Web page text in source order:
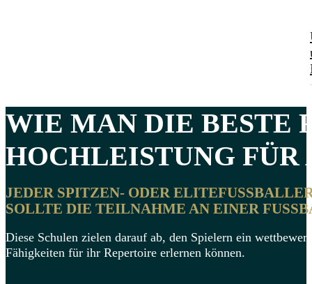
WIE MAN DIE BESTE
HOCHLEISTUNG FÜR
JEDER SPITZEN- ODER
OLLTE DIE TEILNAHME AN EINER
Diese Schulen zielen darauf ab, den Spielern ein
Fähigkeiten für ihr Repertoire erlernen können.